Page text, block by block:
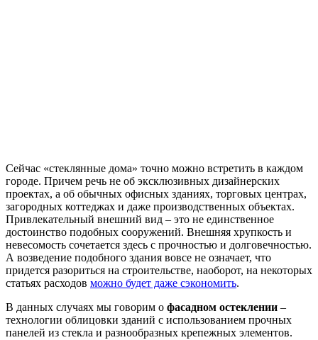
Сейчас «стеклянные дома» точно можно встретить в каждом
городе. Причем речь не об эксклюзивных дизайнерских
проектах, а об обычных офисных зданиях, торговых центрах,
загородных коттеджах и даже производственных объектах.
Привлекательный внешний вид – это не единственное
достоинство подобных сооружений. Внешняя хрупкость и
невесомость сочетается здесь с прочностью и долговечностью.
А возведение подобного здания вовсе не означает, что
придется разориться на строительстве, наоборот, на некоторых
статьях расходов можно будет даже сэкономить.
В данных случаях мы говорим о фасадном остеклении –
технологии облицовки зданий с использованием прочных
панелей из стекла и разнообразных крепежных элементов.